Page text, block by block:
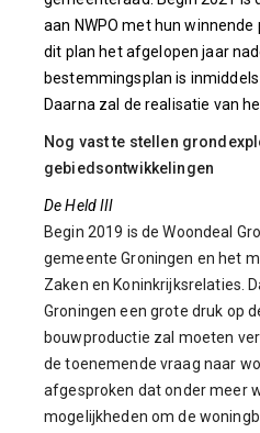
aan NWPO met hun winnende
dit plan het afgelopen jaar
bestemmingsplan is
Daarna zal de realisatie van
Nog vast te stellen
gebiedsontwikkelingen
De Held III
Begin 2019 is de Woondeal
gemeente Groningen en het
Zaken en Koninkrijksrelaties.
Groningen een grote druk op
bouwproductie zal moeten
de toenemende vraag naar
afgesproken dat onder meer
mogelijkheden om de